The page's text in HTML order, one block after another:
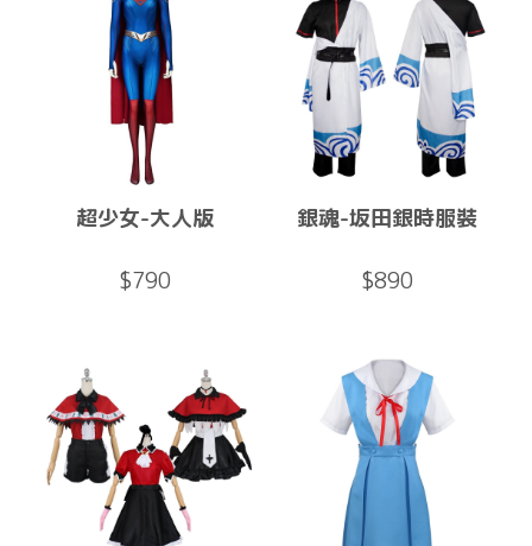
超少女-大人版
$790
銀魂-坂田銀時服裝
$890